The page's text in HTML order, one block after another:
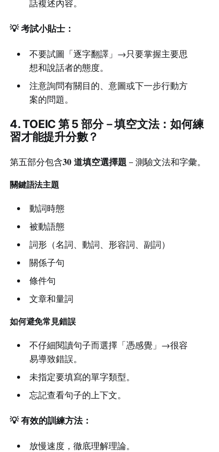
話複述內容。
💡 考試小貼士：
不要試圖「逐字翻譯」→只要掌握主要思
想和說話者的態度。
注意詢問有關目的、意圖或下一步行動方
案的問題。
4. TOEIC 第 5 部分－填空文法：如何練
習才能提升分數？
第五部分包含30 道填空選擇題 －測驗文法和字彙。
關鍵語法主題
動詞時態
被動語態
詞形（名詞、動詞、形容詞、副詞）
關係子句
條件句
文章和量詞
如何避免常見錯誤
不仔細閱讀句子而選擇「憑感覺」→很容
易導致錯誤。
未指定要填寫的單字類型。
忘記查看句子的上下文。
💡 有效的訓練方法：
放慢速度，徹底理解理論。